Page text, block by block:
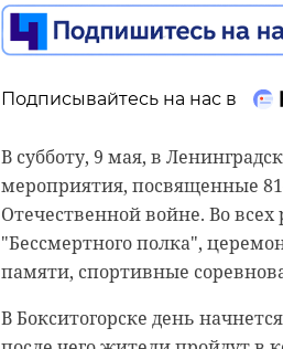
Подписывайтесь на нас в
В субботу, 9 мая, в
мероприятия, посвященные
Отечественной войне. Во
"Бессмертного полка",
памяти, спортивные
В Бокситогорске день
Александр
осмотрел
укрытие
08 мая, 12:49
Подписывайтесь на нас в